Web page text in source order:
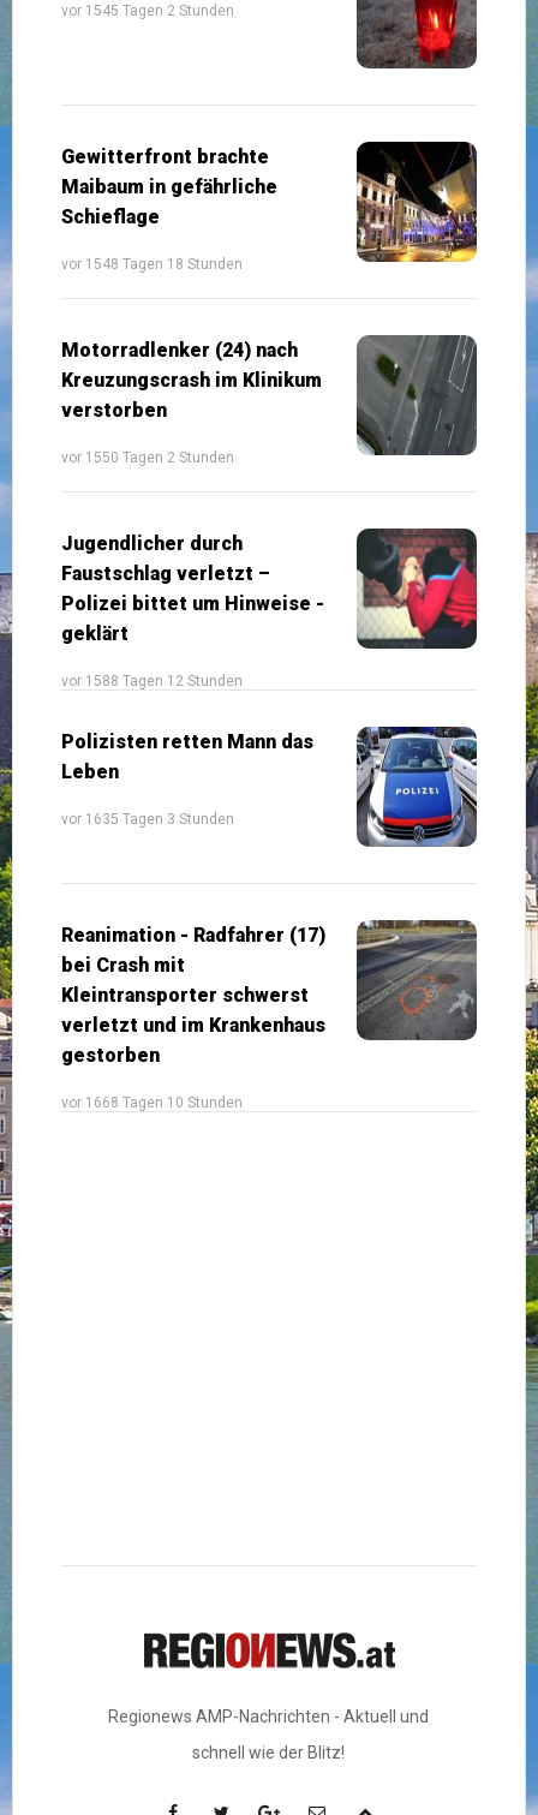
vor 1545 Tagen 2 Stunden
Gewitterfront brachte
Maibaum in gefährliche
Schieflage
vor 1548 Tagen 18 Stunden
Motorradlenker (24) nach
Kreuzungscrash im Klinikum
verstorben
vor 1550 Tagen 2 Stunden
Jugendlicher durch
Faustschlag verletzt –
Polizei bittet um Hinweise -
geklärt
vor 1588 Tagen 12 Stunden
Polizisten retten Mann das
Leben
vor 1635 Tagen 3 Stunden
Reanimation - Radfahrer (17)
bei Crash mit
Kleintransporter schwerst
verletzt und im Krankenhaus
gestorben
vor 1668 Tagen 10 Stunden
Regionews AMP-Nachrichten - Aktuell und
schnell wie der Blitz!